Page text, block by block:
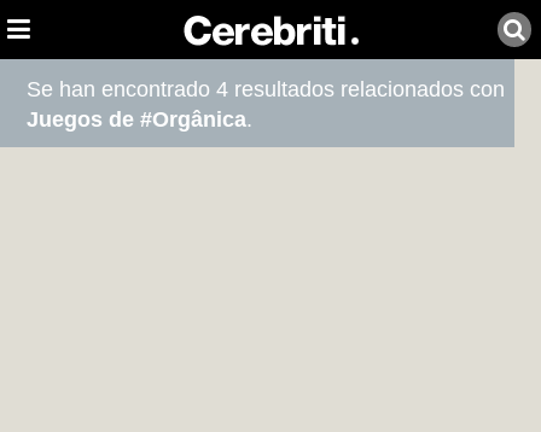
Se han encontrado 4 resultados relacionados con
Juegos de #Orgânica.